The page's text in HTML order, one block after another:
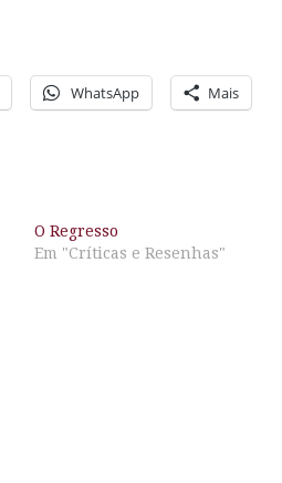
WhatsApp Mais
O Regresso
Em "Críticas e Resenhas"